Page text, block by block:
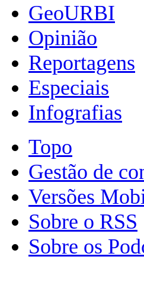
GeoURBI
Opinião
Reportagens
Especiais
Infografias
Topo
Gestão de
Versões
Sobre o RSS
Sobre os